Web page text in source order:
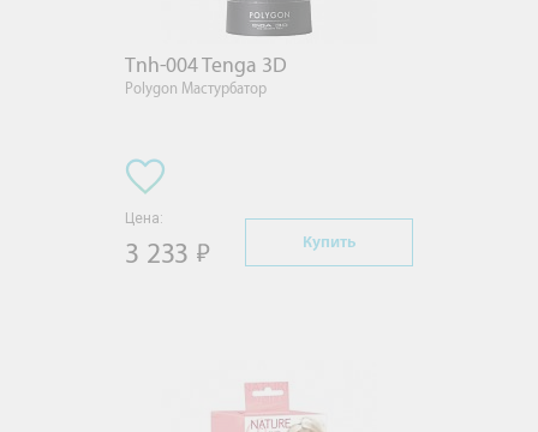
Tnh-004 Tenga 3D
Polygon Мастурбатор
Цена:
3 233 Купить